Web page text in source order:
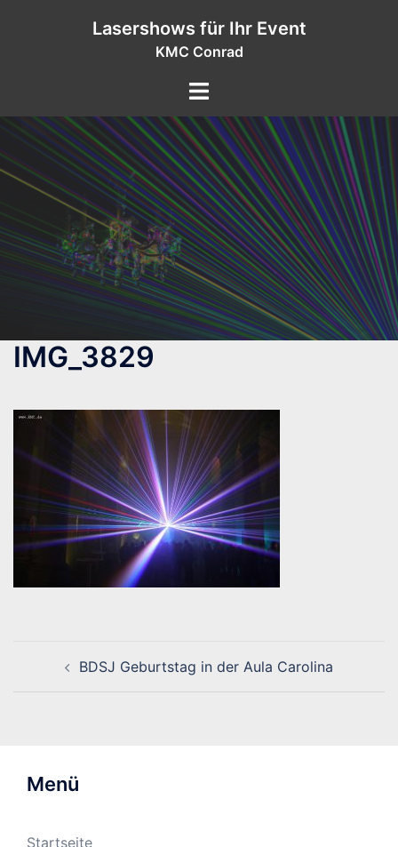
Lasershows für Ihr Event
KMC Conrad
IMG_3829
BDSJ Geburtstag in der Aula Carolina
Menü
Startseite